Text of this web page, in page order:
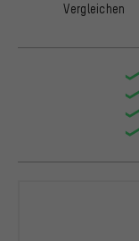
Vergleichen